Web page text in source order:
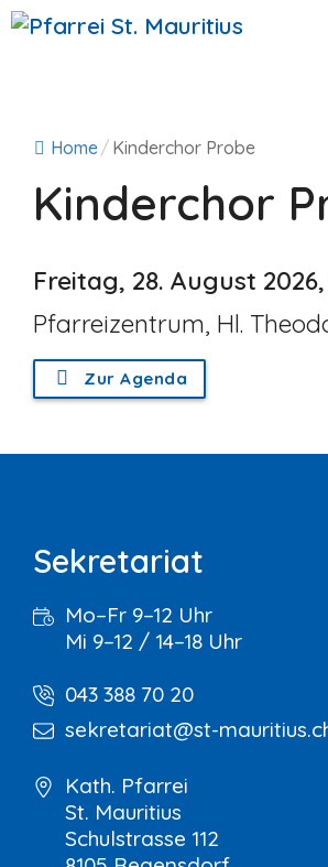
Zum
Inhalt
Home/ Kinderchor Probe
Kinderchor
Freitag, 28. August 2026,
Pfarreizentrum, Hl.
Zur Agenda
Sekretariat
Mo–Fr 9–12 Uhr
Mi 9–12 / 14–18 Uhr
043 388 70 20
sekretariat@st-
Kath. Pfarrei
St. Mauritius
Schulstrasse 112